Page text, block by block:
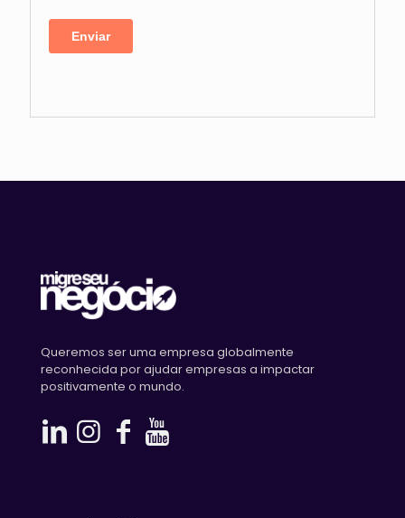
Queremos ser uma empresa globalmente
reconhecida por ajudar empresas a impactar
positivamente o mundo.